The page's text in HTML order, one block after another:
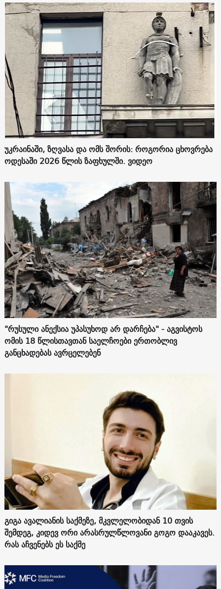
უკრაინაში, ზღვასა და ომს შორის: როგორია ცხოვრება
ოდესაში 2026 წლის ზაფხულში. ვიდეო
"რუსული ანექსია უპასუხოდ არ დარჩება" - აგვისტოს
ომის 18 წლისთავთან საელჩოები ერთობლივ
განცხადებას ავრცელებენ
გიგა ავალიანის საქმეზე, მკვლელობიდან 10 თვის
შემდეგ, კიდევ ორი არასრულწლოვანი გოგო დააკავეს.
რას აჩვენებს ეს საქმე